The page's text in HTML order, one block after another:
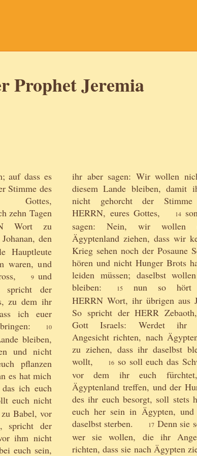
Prophet Jeremia
auf dass es
Stimme des
Gottes,
zehn Tagen
Wort zu
den
Hauptleute
waren, und
9und
spricht der
zu dem ihr
ich euer
10
bleiben,
und nicht
pflanzen
es hat mich
ich euch
euch nicht
Babel, vor
spricht der
ihm nicht
euch sein,
ihr aber sagen: Wir wollen
diesem Lande bleiben, damit
nicht gehorcht der Stimme
HERRN, eures Gottes,
14
sagen: Nein, wir wollen
Ägyptenland ziehen, dass wir
Krieg sehen noch der Posaune
hören und nicht Hunger Brots
leiden müssen; daselbst
bleiben:
15
nun so hört
HERRN Wort, ihr übrigen aus
So spricht der HERR
Gott Israels: Werdet ihr
Angesicht richten, nach
zu ziehen, dass ihr daselbst
wollt,
16 so soll euch das
vor dem ihr euch
Ägyptenland treffen, und der
des ihr euch besorgt, soll stets
euch her sein in Ägypten,
daselbst sterben.
17 Denn sie
wer sie wollen, die ihr
richten, dass sie nach Ägypten